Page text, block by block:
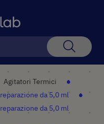
Agitatori Termici
da 5,0 ml
da 5,0 ml